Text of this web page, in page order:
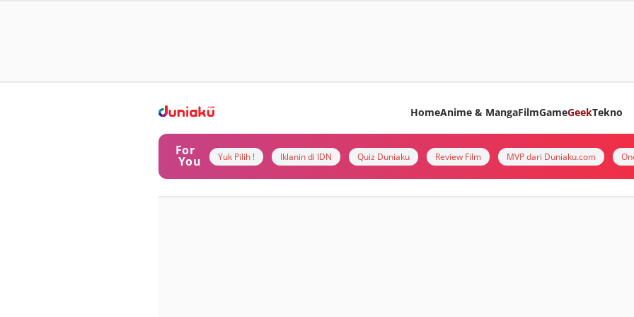
HomeAnime & MangaFilmGameGeekTekno
For
You Yuk Pilih ! Iklanin di IDN Quiz Duniaku Review Film MVP dari Duniaku.com